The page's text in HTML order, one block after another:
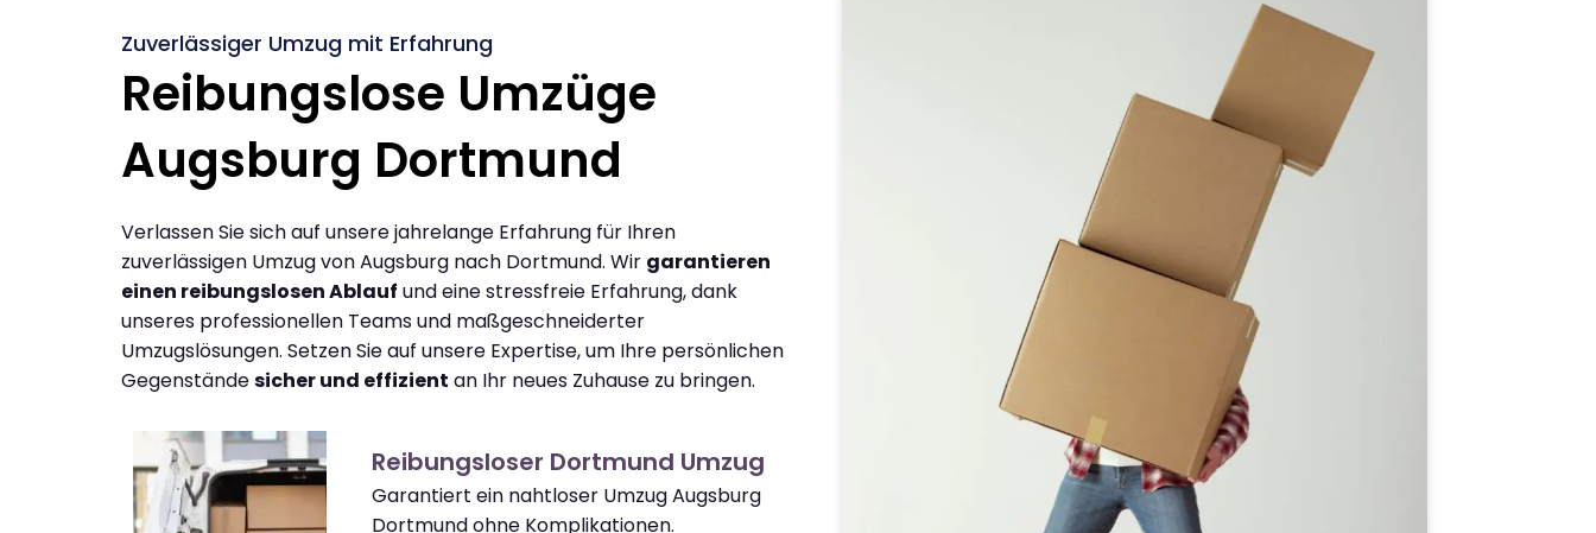
Zuverlässiger Umzug mit Erfahrung
Reibungslose Umzüge
Augsburg Dortmund
Verlassen Sie sich auf unsere jahrelange Erfahrung für Ihren
zuverlässigen Umzug von Augsburg nach Dortmund. Wir garantieren
einen reibungslosen Ablauf und eine stressfreie Erfahrung, dank
unseres professionellen Teams und maßgeschneiderter
Umzugslösungen. Setzen Sie auf unsere Expertise, um Ihre persönlichen
Gegenständesicher und effizient an Ihr neues Zuhause zu bringen.
Reibungsloser Dortmund Umzug
Garantiert ein nahtloser Umzug Augsburg
Dortmund ohne Komplikationen.